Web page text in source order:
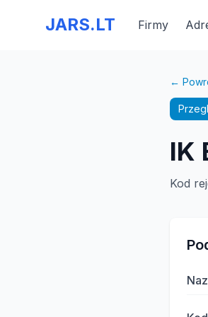
JARS.LT Firmy
←
IK
Kod